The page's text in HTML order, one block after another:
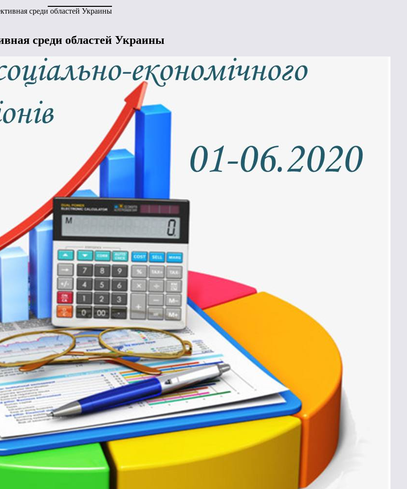
среди областей Украины
среди областей Украины